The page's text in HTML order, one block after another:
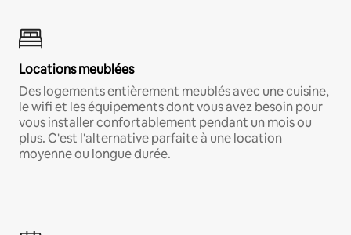
Locations meublées
Des logements entièrement meublés avec une cuisine,
le wifi et les équipements dont vous avez besoin pour
vous installer confortablement pendant un mois ou
plus. C'est l'alternative parfaite à une location
moyenne ou longue durée.